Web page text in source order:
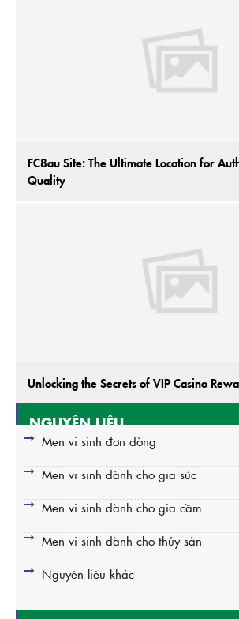
FC8au Site: The Ultimate Location for
Quality
Unlocking the Secrets of VIP Casino
NGUYÊN LIỆU
Men vi sinh đơn dòng
Men vi sinh dành cho gia súc
Men vi sinh dành cho gia cầm
Men vi sinh dành cho thủy sản
Nguyên liệu khác